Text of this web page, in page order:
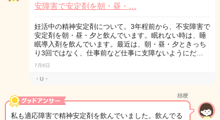
安障害で安定剤を朝・昼・…
妊活中の精神安定剤について。3年程前から、不安障害で
安定剤を朝・昼・夕と飲んでいます。眠れない時は、睡
眠導入剤を飲んでいます。最近は、朝・昼・夕ときっち
り3回ではなく、仕事前など仕事に支障ないようにだ…
7月6日
・U・
桔梗
私も適応障害で精神安定剤を飲んでいました。飲んでる